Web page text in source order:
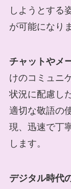
しようとする
が可能になり
チャットやメ
けのコミュニ
状況に配慮し
適切な敬語の
現、迅速で丁
します。
デジタル時代